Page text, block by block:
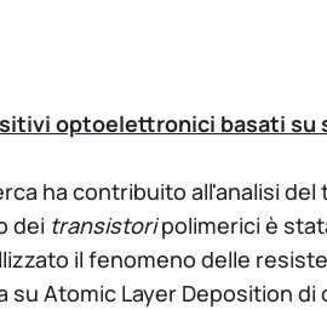
optoelettronici basati su
ha contribuito all'analisi
dei transistoripolimerici è
il fenomeno delle
su Atomic Layer Deposition